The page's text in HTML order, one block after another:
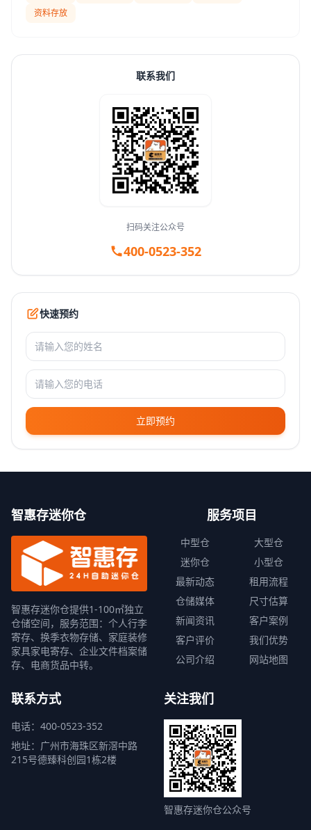
资料存放
联系我们
扫码关注公众号
400-0523-352
快速预约
立即预约
智惠存迷你仓
智惠存迷你仓提供1-100㎡独立
仓储空间，服务范围：个人行李
寄存、换季衣物存储、家庭装修
家具家电寄存、企业文件档案储
存、电商货品中转。
服务项目
中型仓
大型仓
迷你仓
小型仓
最新动态
租用流程
仓储媒体
尺寸估算
新闻资讯
客户案例
客户评价
我们优势
公司介绍
网站地图
联系方式
电话：400-0523-352
地址：广州市海珠区新滘中路
215号德臻科创园1栋2楼
关注我们
智惠存迷你仓公众号